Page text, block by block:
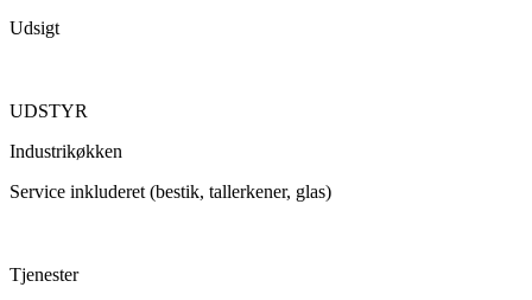
Udsigt
UDSTYR
Industrikøkken
Service inkluderet (bestik, tallerkener, glas)
Tjenester